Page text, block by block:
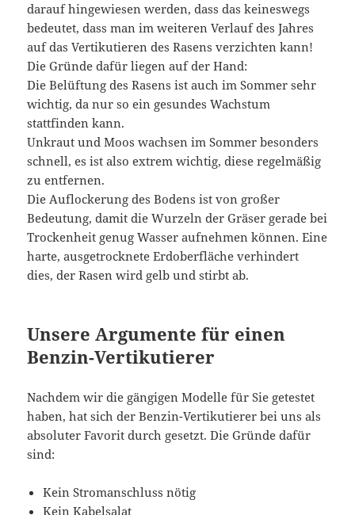
darauf hingewiesen werden, dass das keineswegs
bedeutet, dass man im weiteren Verlauf des Jahres
auf das Vertikutieren des Rasens verzichten kann!
Die Gründe dafür liegen auf der Hand:
Die Belüftung des Rasens ist auch im Sommer sehr
wichtig, da nur so ein gesundes Wachstum
stattfinden kann.
Unkraut und Moos wachsen im Sommer besonders
schnell, es ist also extrem wichtig, diese regelmäßig
zu entfernen.
Die Auflockerung des Bodens ist von großer
Bedeutung, damit die Wurzeln der Gräser gerade bei
Trockenheit genug Wasser aufnehmen können. Eine
harte, ausgetrocknete Erdoberfläche verhindert
dies, der Rasen wird gelb und stirbt ab.
Unsere Argumente für einen
Benzin-Vertikutierer
Nachdem wir die gängigen Modelle für Sie getestet
haben, hat sich der Benzin-Vertikutierer bei uns als
absoluter Favorit durch gesetzt. Die Gründe dafür
sind:
Kein Stromanschluss nötig
Kein Kabelsalat